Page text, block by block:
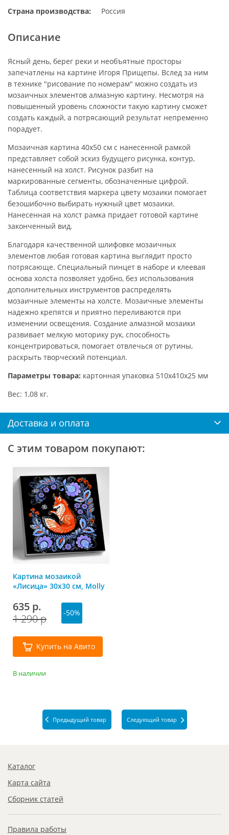
Страна производства: Россия
Описание
Ясный день, берег реки и необъятные просторы
запечатлены на картине Игоря Прищепы. Вслед за ним
в технике "рисование по номерам" можно создать из
мозаичных элементов алмазную картину. Несмотря на
повышенный уровень сложности такую картину сможет
создать каждый, а потрясающий результат непременно
порадует.
Мозаичная картина 40х50 см с нанесенной рамкой
представляет собой эскиз будущего рисунка, контур,
нанесенный на холст. Рисунок разбит на
маркированные сегменты, обозначенные цифрой.
Таблица соответствия маркера цвету мозаики помогает
безошибочно выбирать нужный цвет мозаики.
Нанесенная на холст рамка придает готовой картине
законченный вид.
Благодаря качественной шлифовке мозаичных
элементов любая готовая картина выглядит просто
потрясающе. Специальный пинцет в наборе и клеевая
основа холста позволяет удобно, без использования
дополнительных инструментов распределять
мозаичные элементы на холсте. Мозаичные элементы
надежно крепятся и приятно переливаются при
изменении освещения. Создание алмазной мозаики
развивает мелкую моторику рук, способность
концентрироваться, помогает отвлечься от рутины,
раскрыть творческий потенциал.
Параметры товара: картонная упаковка 510х410х25 мм
Вес: 1,08 кг.
Доставка и оплата
С этим товаром покупают:
Картина мозаикой
«Лисица» 30х30 см, Molly
635 р.
1 290 р
-50%
Купить на Авито
В наличии
Предыдущий товар Следующий товар
Каталог
Карта сайта
Сборник статей
Правила работы